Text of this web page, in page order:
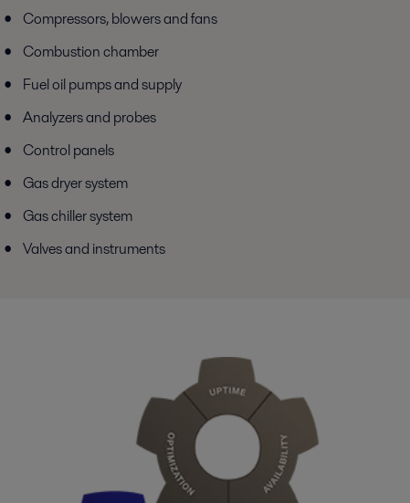
Compressors, blowers and fans
Combustion chamber
Fuel oil pumps and supply
Analyzers and probes
Control panels
Gas dryer system
Gas chiller system
Valves and instruments